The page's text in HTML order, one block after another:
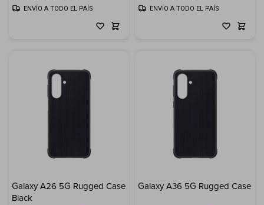
ENVÍO A TODO EL PAÍS
ENVÍO A TODO EL PAÍS
Galaxy A26 5G Rugged Case
Black
Galaxy A36 5G Rugged Case